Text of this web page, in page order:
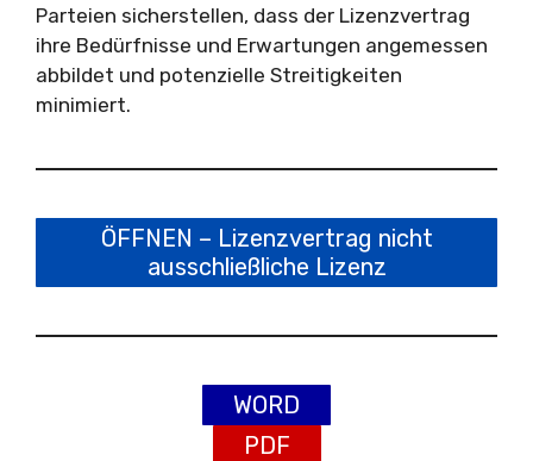
Parteien sicherstellen, dass der Lizenzvertrag
ihre Bedürfnisse und Erwartungen angemessen
abbildet und potenzielle Streitigkeiten
minimiert.
ÖFFNEN – Lizenzvertrag nicht
ausschließliche Lizenz
WORD
PDF